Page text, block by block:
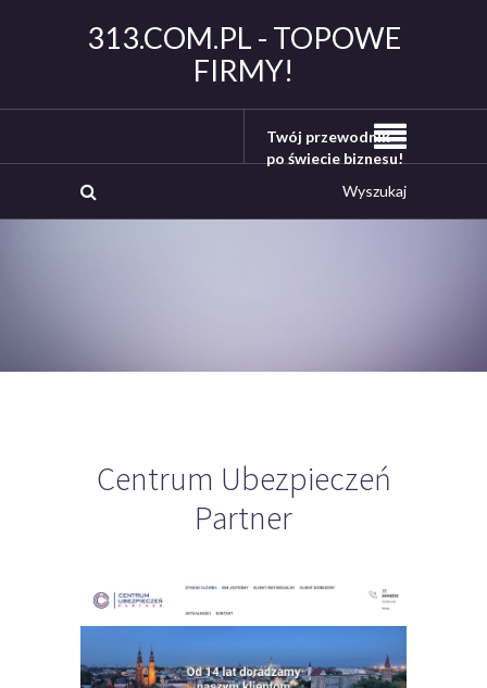
313.COM.PL - TOPOWE
FIRMY!
Twój przewodnik
po świecie biznesu!
Centrum Ubezpieczeń
Partner